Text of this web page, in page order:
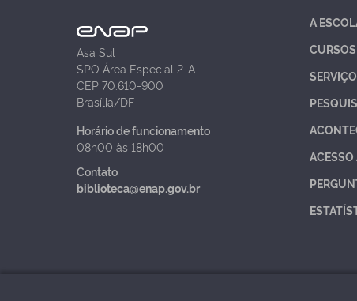
Asa Sul
SPO Área Especial 2-A
CEP 70.610-900
Brasília/DF
Horário de funcionamento
08h00 às 18h00
Contato
biblioteca@enap.gov.br
A
CURSOS